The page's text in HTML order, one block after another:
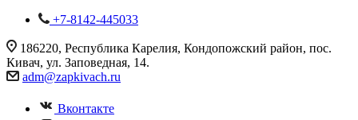
+7-8142-445033
186220, Республика Карелия, Кондопожский район, пос.
Кивач, ул. Заповедная, 14.
adm@zapkivach.ru
Вконтакте